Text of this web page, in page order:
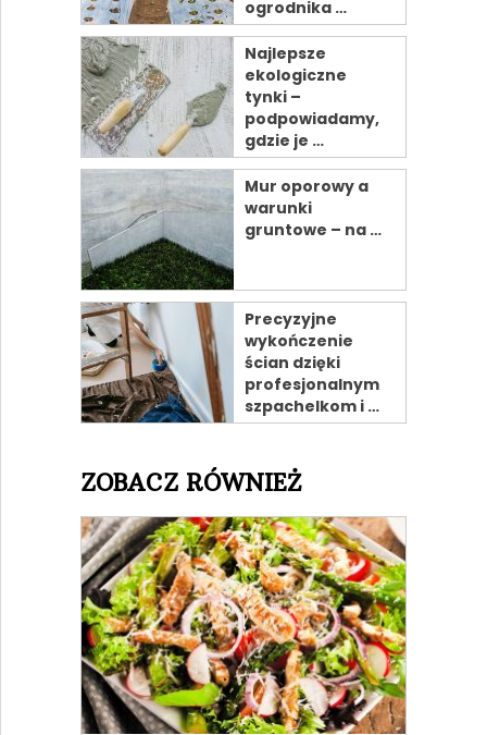
ogrodnika …
Najlepsze
ekologiczne
tynki –
podpowiadamy,
gdzie je …
Mur oporowy a
warunki
gruntowe – na …
Precyzyjne
wykończenie
ścian dzięki
profesjonalnym
szpachelkom i …
ZOBACZ RÓWNIEŻ